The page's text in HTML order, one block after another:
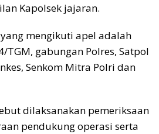
Kapolsek jajaran.
mengikuti apel adalah
TGM, gabungan Polres, Satpol
Senkom Mitra Polri dan
dilaksanakan pemeriksaan
pendukung operasi serta